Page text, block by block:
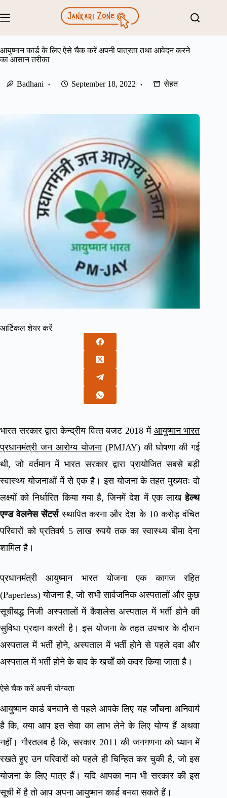
to
content
आयुष्मान कार्ड के लिए ऐसे चैक करें अपनी पात्रता तथा आवेदन करने
का आसान तरीका
Badhani September 18, 2022 सेहत
आर्टिकल शेयर करें
भारत सरकार द्वारा केन्‍द्रीय वित्‍त बजट 2018 में आयुष्मान भारत
प्रधानमंत्री जन आरोग्य योजना(PMJAY) की घोषणा की गई
थी, जो वर्तमान में भारत सरकार द्वारा प्रायोजित सबसे बड़ी
स्वास्थ्य योजनाओं में से एक है। इस योजना के तहत मुख्यतः दो
लक्ष्यों को निर्धारित किया गया है, जिनमें देश में एक लाखहेल्‍थ
एण्‍ड वेलनेस सेंटर्सस्‍थापित करना और देश के 10 करोड़ वंचित
परिवारों को प्रतिवर्ष 5 लाख रुपये तक का स्वास्थ्य बीमा देना
शामिल है।
प्रधानमंत्री आयुष्मान भारत योजना एक कागज रहित
(Paperless) योजना है, जो सभी सार्वजनिक अस्पतालों और कुछ
सूचीबद्ध निजी अस्पतालों में कैशलेस अस्पताल में भर्ती होने की
सुविधा प्रदान करती है। इस योजना के तहत उपचार के दौरान
अस्पताल में भर्ती होने, अस्पताल में भर्ती होने से पहले दवा और
अस्पताल में भर्ती होने के बाद के खर्चों को कवर किया जाता है।
ऐसे चैक करें अपनी योग्यता
आयुष्मान कार्ड बनवाने से पहले आपके लिए यह जाँचना अनिवार्य
है कि, क्या आप इस सेवा का लाभ लेने के लिए योग्य हैं अथवा
नहीं। गौरतलब है कि, सरकार 2011 की जनगणना को ध्यान में
रखते हुए उन परिवारों को पहले ही चिन्हित कर चुकी है, जो इस
योजना के लिए पात्र हैं। यदि आपका नाम भी सरकार की इस
सूची में है तो आप अपना आयुष्मान कार्ड बनवा सकते हैं।